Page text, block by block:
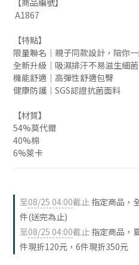
【商品編號】
A1867
【特點】
限量聯名｜親子同款設計，陪你一
全新升級｜吸濕排汗不易滋生細菌
機能舒適｜高彈性舒適包臀
健康防護｜SGS認證抗菌面料
【材質】
54%莫代爾
40%棉
6%萊卡
至08/25 04:00截止 指定商品，
件(送完為止)
至08/25 04:00截止 指定商品，
件現折120元，6件現折350元